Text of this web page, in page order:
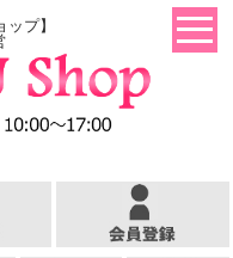
プ】